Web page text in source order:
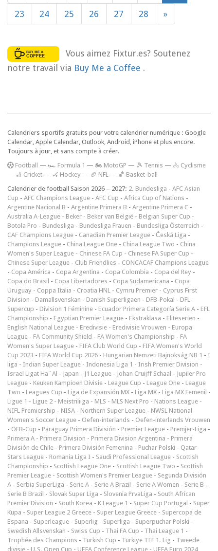
23 24 25 26 27 28 »
Vous aimez Fixtur.es? Soutenez
notre travail via Buy Me a Coffee .
Calendriers sportifs gratuits pour votre calendrier numérique : Google
Calendar, Apple Calendar, Outlook, Android, iPhone et plus encore.
Toujours à jour, et sans compte à créer.
Football — 🏎️ Formula 1 — 🏍 MotoGP — 🎾 Tennis — 🚴 Cyclisme
— 🏏 Cricket — 🏑 Hockey — 🏈 NFL — 🏀 Basket-ball
Calendrier de football Saison 2026 – 2027: 2. Bundesliga - AFC Asian
Cup - AFC Champions League - AFC Cup - Africa Cup of Nations -
Argentine Nacional B - Argentine Primera B - Argentine Primera C -
Australia A-League - Beker - Beker van België - Belgian Super Cup -
Botola Pro - Bundesliga - Bundesliga Frauen - Bundesliga Österreich -
CAF Champions League - Canadian Premier League - Česká Liga -
Champions League - China League One - China League Two - China
Women's Super League - Chinese FA Cup - Chinese FA Super Cup -
Chinese Super League - Club Friendlies - CONCACAF Champions League
- Copa América - Copa Argentina - Copa Colombia - Copa del Rey -
Copa do Brasil - Copa Libertadores - Copa Sudamericana - Copa
Uruguay - Coppa Italia - Croatia HNL - Cymru Premier - Cyprus First
Division - Damallsvenskan - Danish Superligaen - DFB-Pokal - DFL-
Supercup - Division 1 Féminine - Ecuador Primera Categoría Serie A - EFL
Championship - Egyptian Premier League - Ekstraklasa - Eliteserien -
English National League - Eredivisie - Eredivisie Vrouwen - Europa
League - FA Community Shield - FA Women's Championship - FA
Women's Super League - FIFA Club World Cup - FIFA Women's World
Cup 2023 - FIFA World Cup 2026 - Hungarian Nemzeti Bajnokság NB 1 - I
liga - Indian Super League - Indonesia Liga 1 - Irish Premier Division -
Israel Ligat Ha`Al - Japan - J1 League - Johan Cruijff Schaal - Jupiler Pro
League - Keuken Kampioen Divisie - League Cup - League One - League
Two - Leagues Cup - Liga de Expansión MX - Liga MX - Liga MX Femenil -
Ligue 1 - Ligue 2 - Meistriliiga - MLS - MLS Next Pro - Nations League -
NIFL Premiership - NISA - Northern Super League - NWSL National
Women's Soccer League - Oefen-interlands - Oefen-interlands Vrouwen
- ÖFB-Cup - Paraguay Primera División - Premier League - Premjer-Liga -
Primera A - Primera Division - Primera Division Argentina - Primera
División de Chile - Primera División Femenina - Puchar Polski - Qatar
Stars League - Romania Liga I - Saudi Professional League - Scottish
Championship - Scottish League One - Scottish League Two - Scottish
Premier League - Scottish Women's Premier League - Segunda División
A - Serbia SuperLiga - Serie A - Serie A Brazil - Serie A Women - Serie B -
Serie B Brazil - Slovak Super Liga - Slovenia PrvaLiga - South African
Premier Division - South Korea - K League 1 - Super Cup Portugal - Süper
Kupa - Super League 2 Greece - Super League Greece - Supercopa de
Espana - Superleague - Superlig - Superliga - Superpuchar Polski -
Swedish Allsvenskan - Swiss Cup - Thai FA Cup - Thai League 1 -
Trophée des Champions - Turkish Cup - Türkiye TFF 1. Lig - Tweede
divisie - U.S. Open Cup - UEFA Conference League - UEFA Euro 2024